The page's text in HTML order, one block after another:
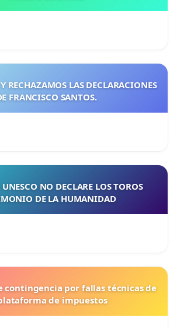
RECHAZAMOS LAS DECLARACIONES
FRANCISCO SANTOS.
NO DECLARE LOS TOROS
DE LA HUMANIDAD
contingencia por fallas técnicas de
de impuestos